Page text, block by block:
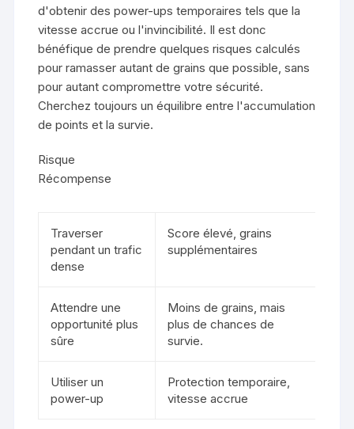
d'obtenir des power-ups temporaires tels que la
vitesse accrue ou l'invincibilité. Il est donc
bénéfique de prendre quelques risques calculés
pour ramasser autant de grains que possible, sans
pour autant compromettre votre sécurité.
Cherchez toujours un équilibre entre l'accumulation
de points et la survie.
Risque
Récompense
Traverser
pendant un trafic
dense
Score élevé, grains
supplémentaires
Attendre une
opportunité plus
sûre
Moins de grains, mais
plus de chances de
survie.
Utiliser un
power-up
Protection temporaire,
vitesse accrue